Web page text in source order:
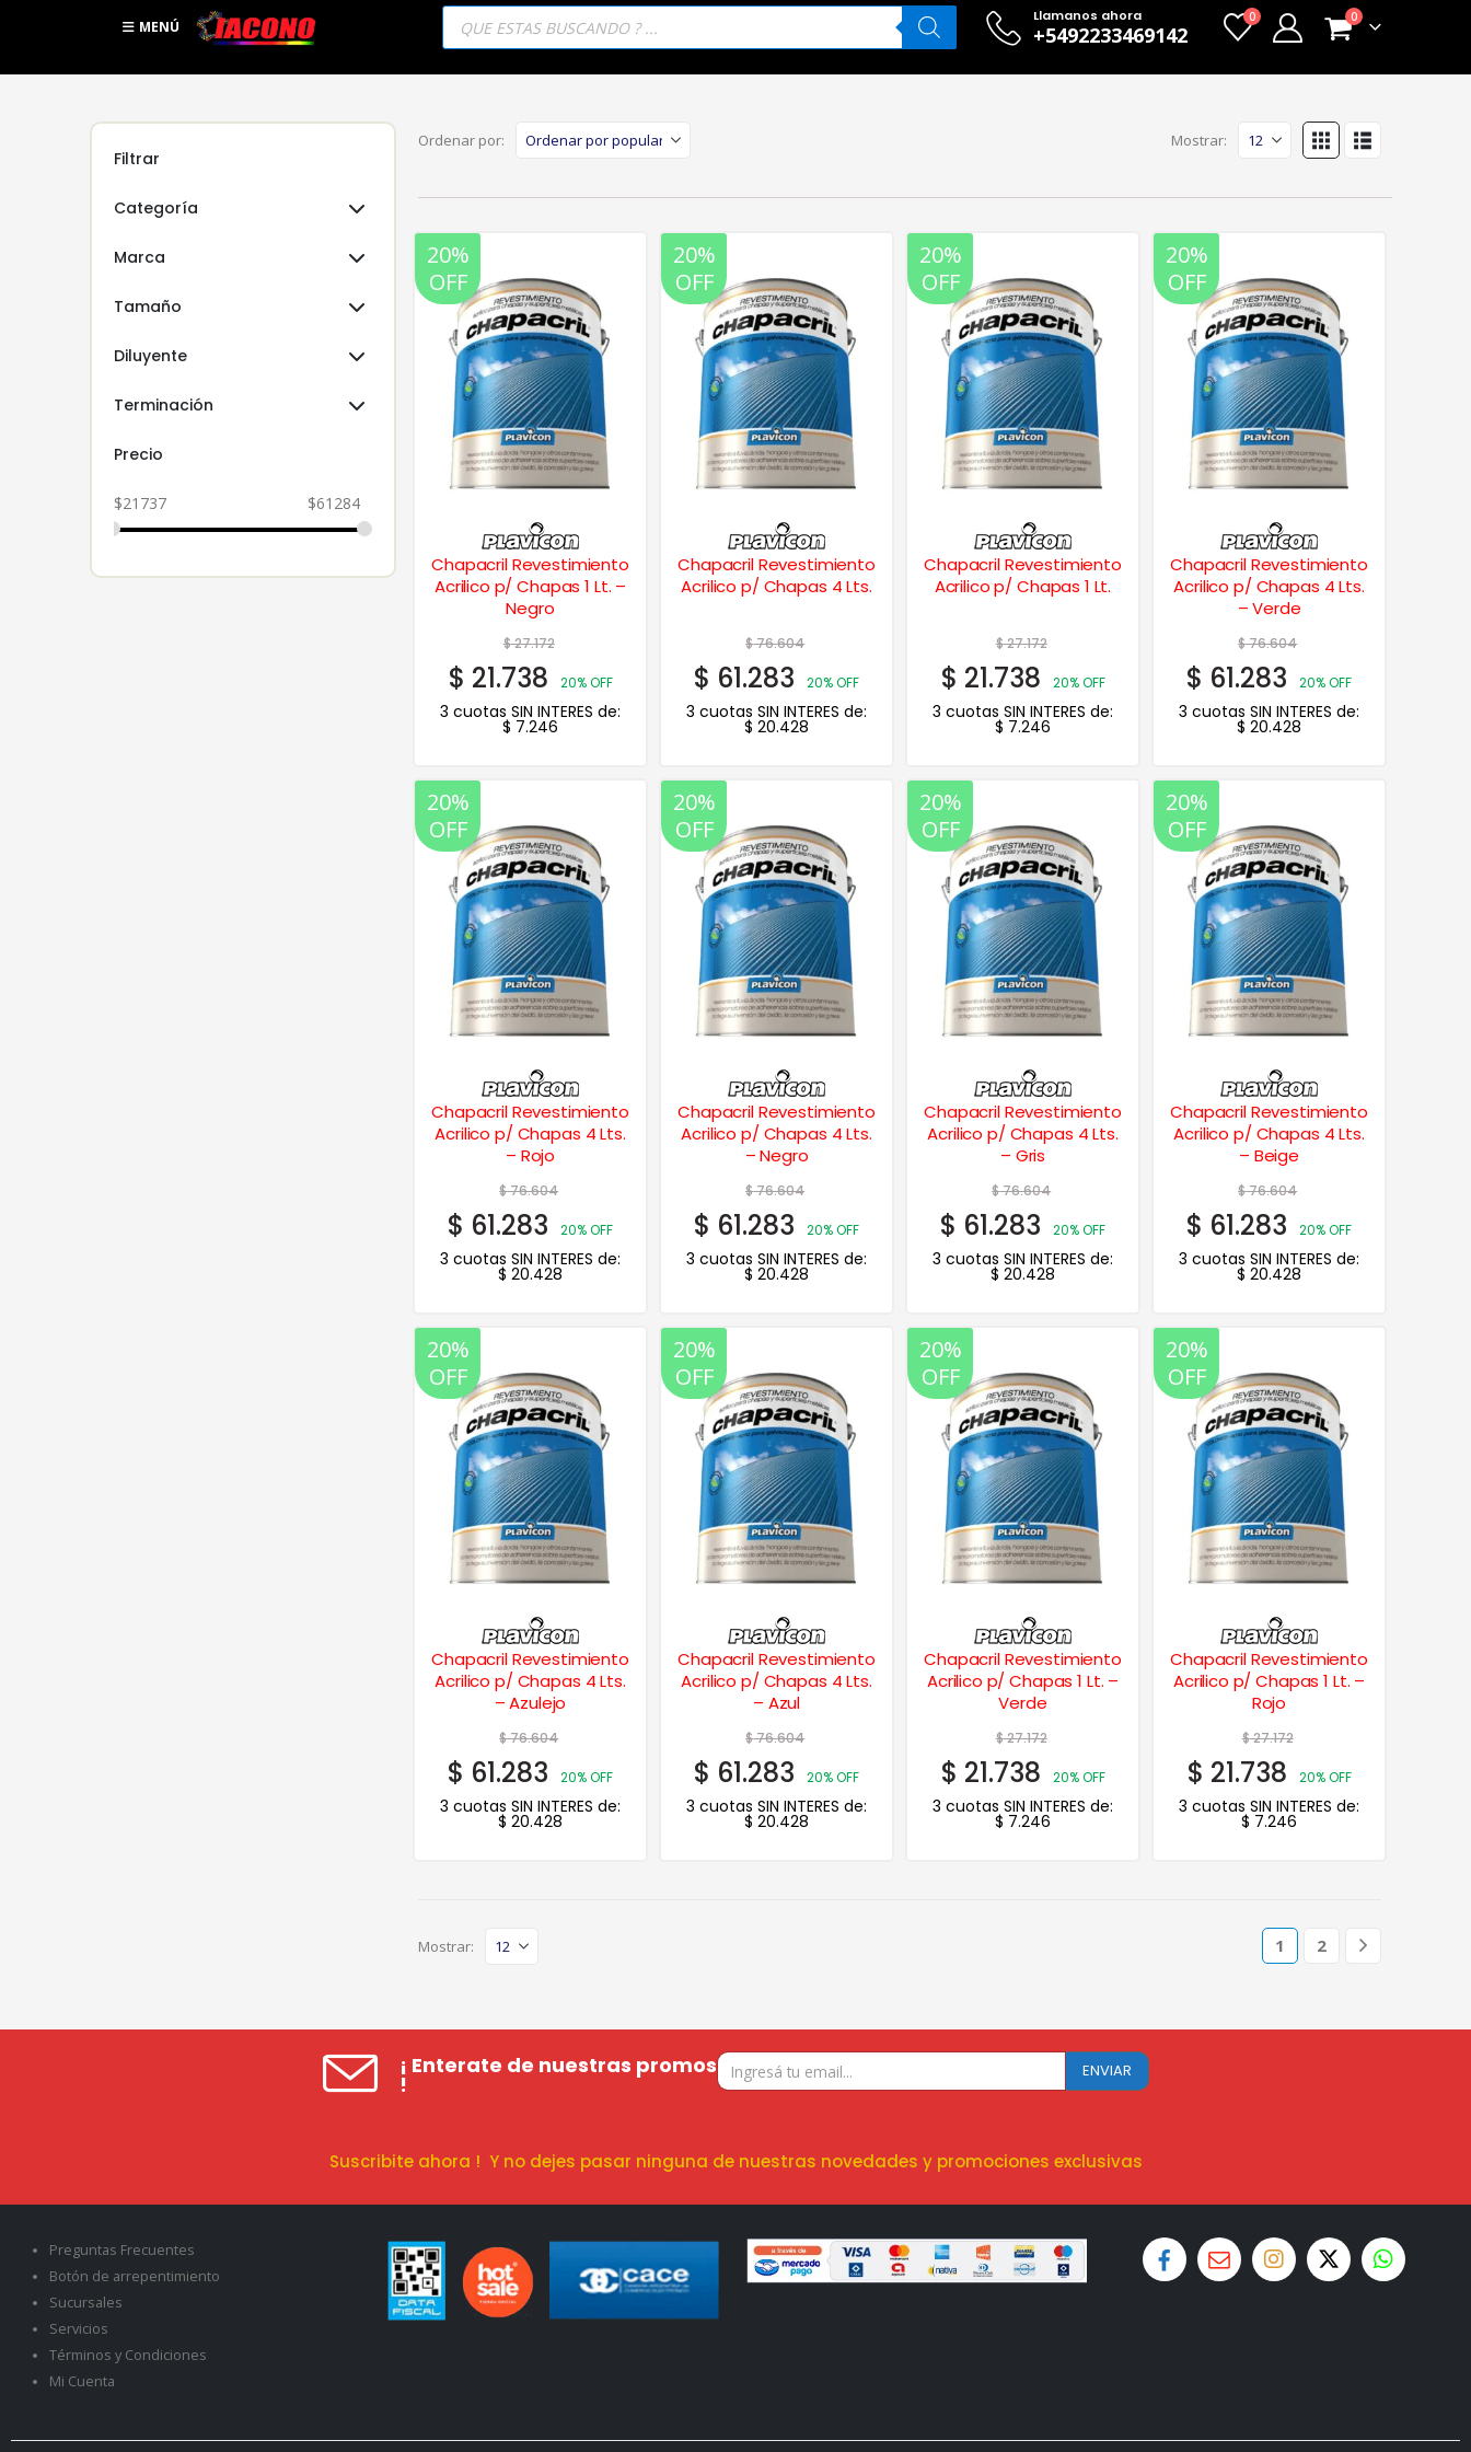
MENÚ
Búsqueda
productos
Llamanos ahora
+5492233469142
0 0
Ordenar por: Mostrar:
20%
OFF
Chapacril Revestimiento
Acrilico p/ Chapas 1 Lt. –
Negro
$27.172
$ 21.738 20% OFF
3 cuotas SIN INTERES de:
$ 7.246
20%
OFF
Chapacril Revestimiento
Acrilico p/ Chapas 4 Lts.
$76.604
$ 61.283 20% OFF
3 cuotas SIN INTERES de:
$ 20.428
20%
OFF
Chapacril Revestimiento
Acrilico p/ Chapas 1 Lt.
$27.172
$ 21.738 20% OFF
3 cuotas SIN INTERES de:
$ 7.246
20%
OFF
Chapacril Revestimiento
Acrilico p/ Chapas 4 Lts.
– Verde
$76.604
$ 61.283 20% OFF
3 cuotas SIN INTERES de:
$ 20.428
20%
OFF
Chapacril Revestimiento
Acrilico p/ Chapas 4 Lts.
– Rojo
$76.604
$ 61.283 20% OFF
3 cuotas SIN INTERES de:
$ 20.428
20%
OFF
Chapacril Revestimiento
Acrilico p/ Chapas 4 Lts.
– Negro
$76.604
$ 61.283 20% OFF
3 cuotas SIN INTERES de:
$ 20.428
20%
OFF
Chapacril Revestimiento
Acrilico p/ Chapas 4 Lts.
– Gris
$76.604
$ 61.283 20% OFF
3 cuotas SIN INTERES de:
$ 20.428
20%
OFF
Chapacril Revestimiento
Acrilico p/ Chapas 4 Lts.
– Beige
$76.604
$ 61.283 20% OFF
3 cuotas SIN INTERES de:
$ 20.428
20%
OFF
Chapacril Revestimiento
Acrilico p/ Chapas 4 Lts.
– Azulejo
$76.604
$ 61.283 20% OFF
3 cuotas SIN INTERES de:
$ 20.428
20%
OFF
Chapacril Revestimiento
Acrilico p/ Chapas 4 Lts.
– Azul
$76.604
$ 61.283 20% OFF
3 cuotas SIN INTERES de:
$ 20.428
20%
OFF
Chapacril Revestimiento
Acrilico p/ Chapas 1 Lt. –
Verde
$27.172
$ 21.738 20% OFF
3 cuotas SIN INTERES de:
$ 7.246
20%
OFF
Chapacril Revestimiento
Acrilico p/ Chapas 1 Lt. –
Rojo
$27.172
$ 21.738 20% OFF
3 cuotas SIN INTERES de:
$ 7.246
Mostrar: 1 2
Filtrar
Categoría
Marca
Tamaño
Diluyente
Terminación
Precio
$21737 $61284
¡ Enterate de nuestras promos
!
Suscribite ahora ! Y no dejes pasar ninguna de nuestras novedades y promociones exclusivas
Preguntas Frecuentes
Botón de arrepentimiento
Sucursales
Servicios
Términos y Condiciones
Mi Cuenta